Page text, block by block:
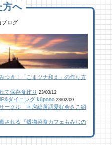
地域の素材からはじめる物
べたゆかり
も揃う、鮮度抜群の南房総
【安房國テレビ】
べたゆかり
な所があった！| かじか橋
SEA KURO
に行ってきた！「コロコロ
倉町
原みりか
地域の素材からはじめる物
べたゆかり
な所があった！| かじか橋
SEA KURO
南 芙蓉
動！館山のケーキ屋さん
」
by福美
り【２】
館山市）
choco-love
な所があった！| かじか橋
CAT SEA KURO
方へ
ブログ
つき！「ごまツナ和え」の作り方
て保存食作り 23/03/12
ダイニング kūpono 23/02/09
ークル 南房総落語愛好会をご紹
される『穀物菜食カフェもみじの